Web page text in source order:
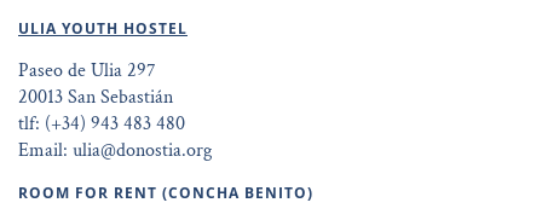
ULIA YOUTH HOSTEL
Paseo de Ulia 297
20013 San Sebastián
tlf: (+34) 943 483 480
Email: ulia@donostia.org
ROOM FOR RENT (CONCHA BENITO)